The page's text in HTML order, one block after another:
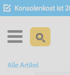
Konsolenkost ist
Alle Artikel